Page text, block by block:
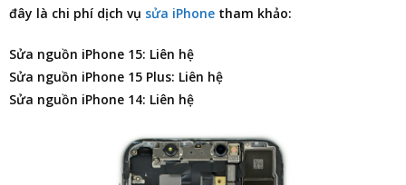
đây là chi phí dịch vụ sửa iPhone tham khảo:
Sửa nguồn iPhone 15: Liên hệ
Sửa nguồn iPhone 15 Plus: Liên hệ
Sửa nguồn iPhone 14: Liên hệ